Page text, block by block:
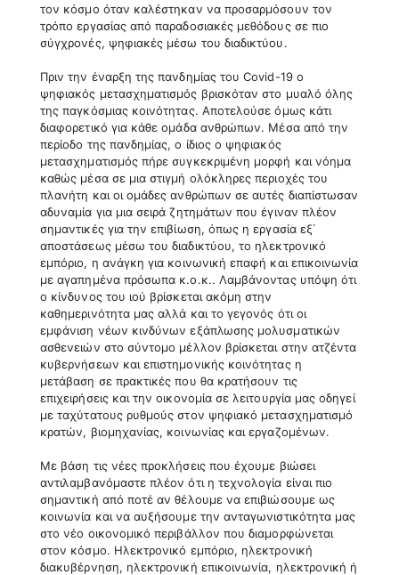
τον κόσμο όταν καλέστηκαν να προσαρμόσουν τον
τρόπο εργασίας από παραδοσιακές μεθόδους σε πιο
σύγχρονές, ψηφιακές μέσω του διαδικτύου.
Πριν την έναρξη της πανδημίας του Covid-19 ο
ψηφιακός μετασχηματισμός βρισκόταν στο μυαλό όλης
της παγκόσμιας κοινότητας. Αποτελούσε όμως κάτι
διαφορετικό για κάθε ομάδα ανθρώπων. Μέσα από την
περίοδο της πανδημίας, ο ίδιος ο ψηφιακός
μετασχηματισμός πήρε συγκεκριμένη μορφή και νόημα
καθώς μέσα σε μια στιγμή ολόκληρες περιοχές του
πλανήτη και οι ομάδες ανθρώπων σε αυτές διαπίστωσαν
αδυναμία για μια σειρά ζητημάτων που έγιναν πλέον
σημαντικές για την επιβίωση, όπως η εργασία εξ΄
αποστάσεως μέσω του διαδικτύου, το ηλεκτρονικό
εμπόριο, η ανάγκη για κοινωνική επαφή και επικοινωνία
με αγαπημένα πρόσωπα κ.ο.κ.. Λαμβάνοντας υπόψη ότι
ο κίνδυνος του ιού βρίσκεται ακόμη στην
καθημερινότητα μας αλλά και το γεγονός ότι οι
εμφάνιση νέων κινδύνων εξάπλωσης μολυσματικών
ασθενειών στο σύντομο μέλλον βρίσκεται στην ατζέντα
κυβερνήσεων και επιστημονικής κοινότητας η
μετάβαση σε πρακτικές που θα κρατήσουν τις
επιχειρήσεις και την οικονομία σε λειτουργία μας οδηγεί
με ταχύτατους ρυθμούς στον ψηφιακό μετασχηματισμό
κρατών, βιομηχανίας, κοινωνίας και εργαζομένων.
Με βάση τις νέες προκλήσεις που έχουμε βιώσει
αντιλαμβανόμαστε πλέον ότι η τεχνολογία είναι πιο
σημαντική από ποτέ αν θέλουμε να επιβιώσουμε ως
κοινωνία και να αυξήσουμε την ανταγωνιστικότητα μας
στο νέο οικονομικό περιβάλλον που διαμορφώνεται
στον κόσμο. Ηλεκτρονικό εμπόριο, ηλεκτρονική
διακυβέρνηση, ηλεκτρονική επικοινωνία, ηλεκτρονική ή